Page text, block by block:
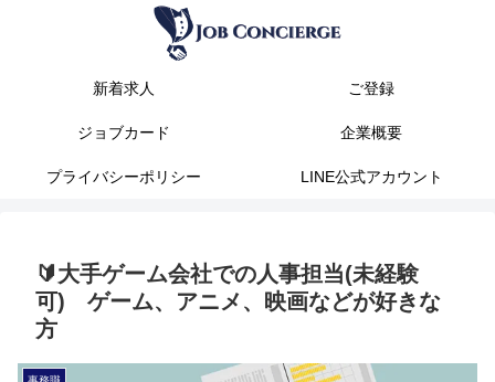
新着求人 ご登録
ジョブカード 企業概要
プライバシーポリシー LINE公式アカウント
🔰大手ゲーム会社での人事担当(未経験
可) ゲーム、アニメ、映画などが好きな
方